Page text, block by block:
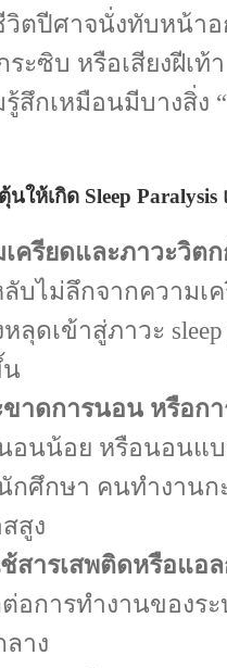
วิตปีศาจนั่งทับหน้าอ
ระซิบ หรือเสียงฝีเท้า
สึกเหมือนมีบางสิ่ง
นให้เกิด Sleep
ครียดและภาวะวิตก
บไม่ลึกจากความเ
ลุดเข้าสู่ภาวะ sleep
น
าดการนอน หรือก
อนน้อย หรือนอนแบ
กศึกษา คนทำงานก
สูง
สารเสพติดหรือแอ
อการทำงานของร
าง